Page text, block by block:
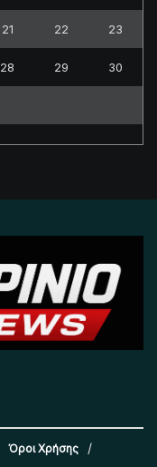
21 22 23
28 29 30
Όροι Χρήσης